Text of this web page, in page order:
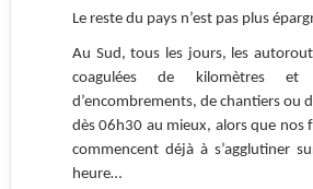
Le reste du pays n’est pas plus
Au Sud, tous les jours, les
coagulées de kilomètres et
d’encombrements, de chantiers ou
dès 06h30 au mieux, alors que nos
commencent déjà à s’agglutiner
heure…